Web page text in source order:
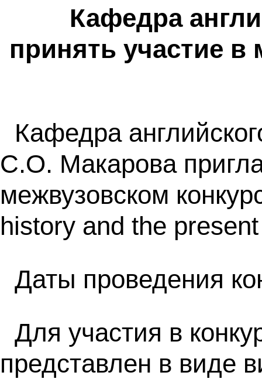
Кафедра
принять участие в
Кафедра
С.О. Макарова
межвузовском
history and the
Даты проведения
Для участия в
представлен в виде